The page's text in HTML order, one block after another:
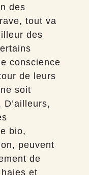
des
tout va
des
conscience
de leurs
soit
D’ailleurs,
bio,
peuvent
de
et